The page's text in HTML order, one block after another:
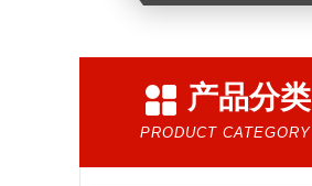
产品分类
PRODUCT CATEGORY